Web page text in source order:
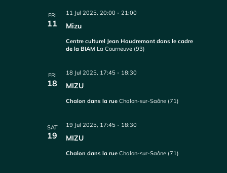
FRI
11 Mizu
11 Jul 2025, 20:00 -21:00
Centre culturel Jean Houdremont dans le cadre
de la BIAM La Courneuve (93)
FRI
18 MIZU
18 Jul 2025, 17:45 - 18:30
Chalon dans la rueChalon-sur-Saône (71)
SAT
19 MIZU
19 Jul 2025, 17:45 - 18:30
Chalon dans la rueChalon-sur-Saône (71)